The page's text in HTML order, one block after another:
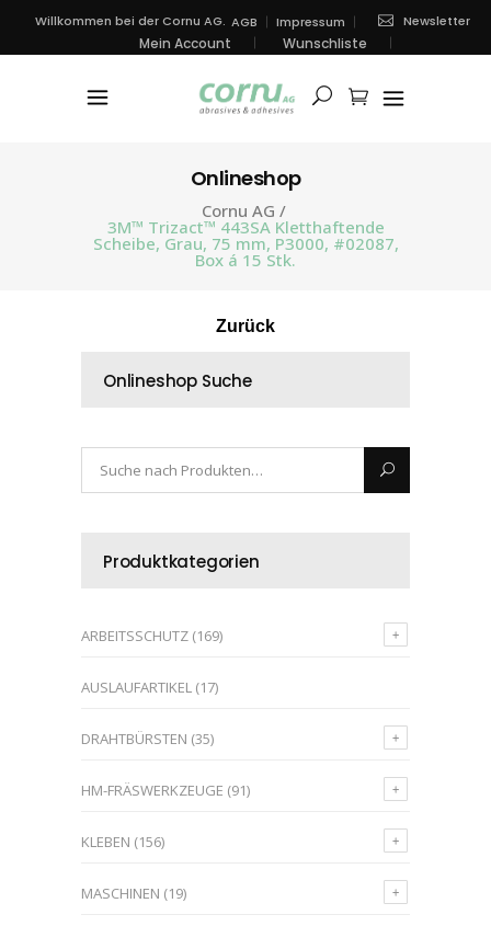
Willkommen bei der Cornu AG. AGB Impressum Newsletter
Mein Account Wunschliste
Onlineshop
Cornu AG /
3M™ Trizact™ 443SA Kletthaftende
Scheibe, Grau, 75 mm, P3000, #02087,
Box á 15 Stk.
Zurück
Onlineshop Suche
Produktkategorien
ARBEITSSCHUTZ (169)
AUSLAUFARTIKEL (17)
DRAHTBÜRSTEN (35)
HM-FRÄSWERKZEUGE (91)
KLEBEN (156)
MASCHINEN (19)